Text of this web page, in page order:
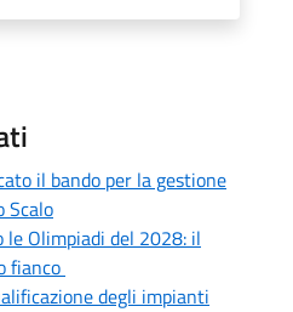
il bando per la gestione
Scalo
Olimpiadi del 2028: il
fianco
degli impianti